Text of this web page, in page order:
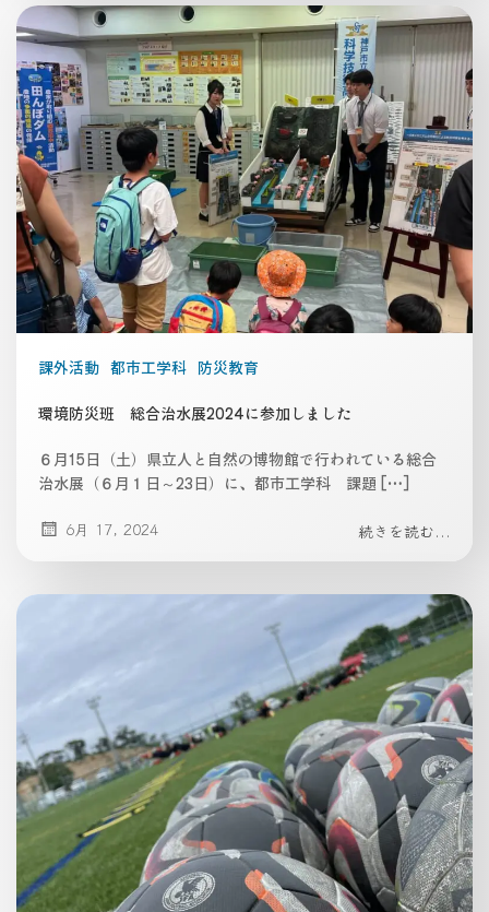
課外活動 都市工学科 防災教育
環境防災班 総合治水展2024に参加しました
６月15日（土）県立人と自然の博物館で行われている総合
治水展（６月１日～23日）に、都市工学科 課題 […]
6月 17, 2024 続きを読む...